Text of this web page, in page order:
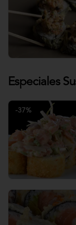
Especiales
-37%